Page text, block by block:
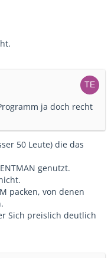
ja doch recht
50 Leute) die das
genutzt.
packen, von denen
Sich preislich deutlich